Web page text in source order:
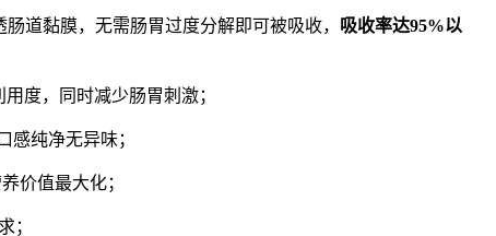
道黏膜，无需肠胃过度分解即可被吸收， 吸收率达95%以
度，同时减少肠胃刺激；
感纯净无异味；
价值最大化；
；